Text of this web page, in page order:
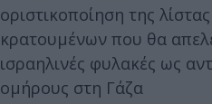
οριστικοποίηση της
κρατουμένων που θα
ισραηλινές φυλακές ως
ομήρους στη Γάζα